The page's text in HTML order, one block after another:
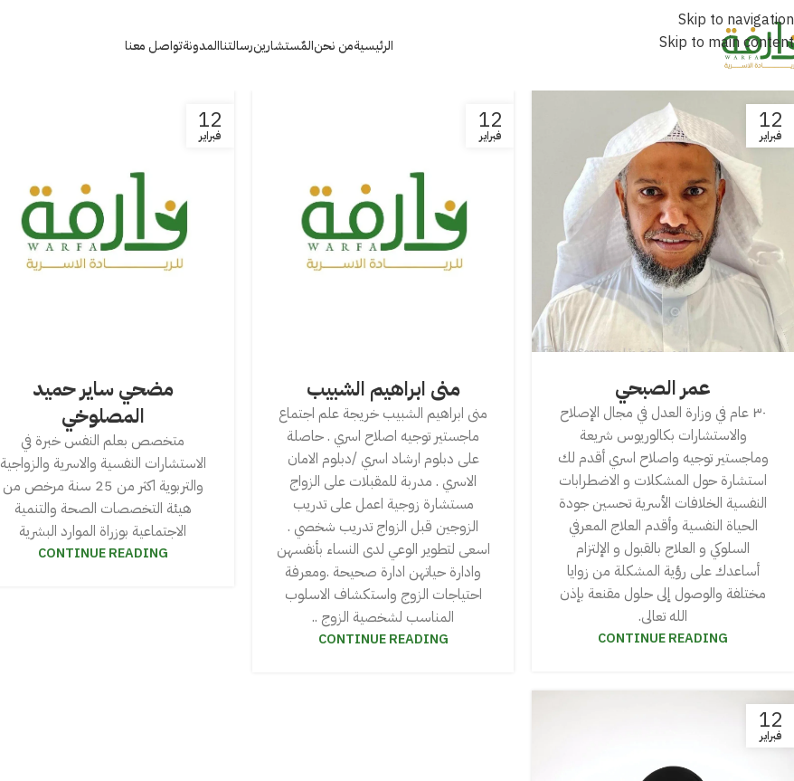
Skip to navigation
Skip to main content
الرئيسيةمن نحنالمٌستشارينرسالتناالمدونةتواصل معنا
12
فبراير
عمر الصبحي
٣٠ عام في وزارة العدل في مجال الإصلاح
والاستشارات بكالوريوس شريعة
وماجستير توجيه واصلاح اسري أقدم لك
استشارة حول المشكلات و الاضطرابات
النفسية الخلافات الأسرية تحسين جودة
الحياة النفسية وأقدم العلاج المعرفي
السلوكي و العلاج بالقبول و الإلتزام
أساعدك على رؤية المشكلة من زوايا
مختلفة والوصول إلى حلول مقنعة بإذن
الله تعالى.
CONTINUE READING
12
فبراير
منى ابراهيم الشبيب
منى ابراهيم الشبيب خريجة علم اجتماع
ماجستير توجيه اصلاح اسري . حاصلة
على دبلوم ارشاد اسري /دبلوم الامان
الاسري . مدربة للمقبلات على الزواج
مستشارة زوجية اعمل على تدريب
الزوجين قبل الزواج تدريب شخصي .
اسعى لتطوير الوعي لدى النساء بأنفسهن
وادارة حياتهن ادارة صحيحة .ومعرفة
احتياجات الزوج واستكشاف الاسلوب
المناسب لشخصية الزوج ..
CONTINUE READING
12
فبراير
مضحي ساير حميد
المصلوخي
متخصص بعلم النفس خبرة في
الاستشارات النفسية والاسرية والزواجية
والتربوية اكثر من 25 سنة مرخص من
هيئة التخصصات الصحة والتنمية
الاجتماعية بوزراة الموارد البشرية
CONTINUE READING
12
فبراير